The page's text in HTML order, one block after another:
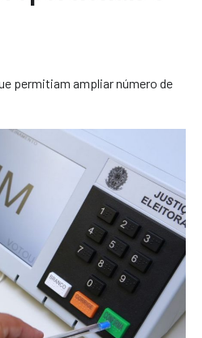
permitiam ampliar número de